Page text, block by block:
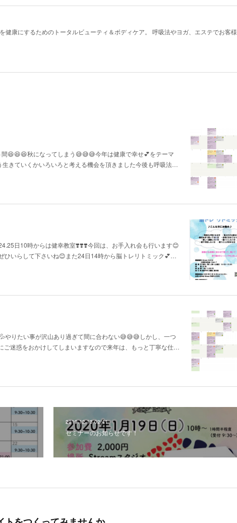
健康にするためのトータルビューティ＆ボディケア。 呼吸法やヨガ、エステでお客様
😆😆😆秋になってしまう😅😅😅今年は健康で幸せ💕をテーマ
きていくかいろいろと考える機会を頂きました今後も呼吸法…
日10時からは健幸教室❣️❣️❣️今回は、お手入れ会も行います😊
ひいらして下さいね😊また24日14時から脳トレリトミック💕…
りたい事が沢山あり過ぎて間に合わない😅😅😅しかし、一つ
迷惑をおかけしてしまいますなので来年は、もっと丁寧な仕…
2019.12.13 02:41
セミナーのお知らせです！